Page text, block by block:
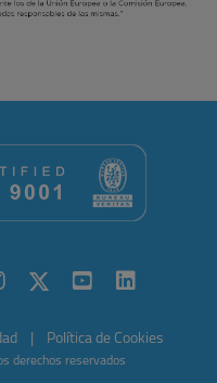
Política de Cookies
derechos reservados